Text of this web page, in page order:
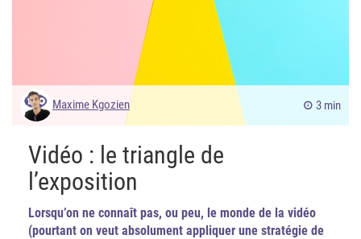
Maxime Kgozien 3 min
Vidéo : le triangle de
l’exposition
Lorsqu’on ne connaît pas, ou peu, le monde de la vidéo
(pourtant on veut absolument appliquer une stratégie de